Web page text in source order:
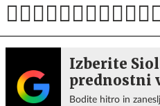
Izberite
prednostni
Bodite hitro in